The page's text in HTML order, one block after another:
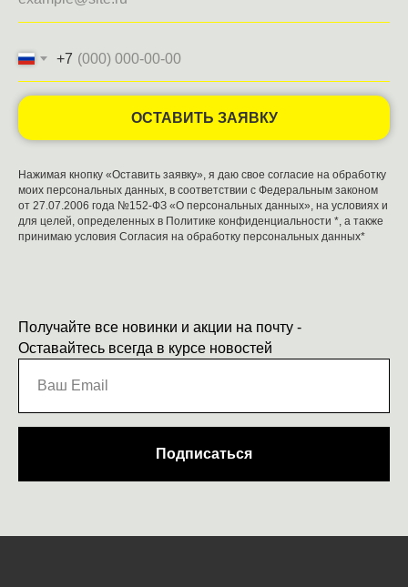
+7
ОСТАВИТЬ ЗАЯВКУ
Нажимая кнопку «Оставить заявку», я даю свое согласие на обработку
моих персональных данных, в соответствии с Федеральным законом
от 27.07.2006 года №152-ФЗ «О персональных данных», на условиях и
для целей, определенных в Политике конфиденциальности *, а также
принимаю условия Согласия на обработку персональных данных*
Получайте все новинки и акции на почту -
Оставайтесь всегда в курсе новостей
Подписаться